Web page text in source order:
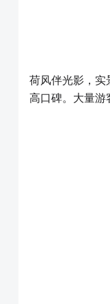
荷风伴光影，实
高口碑。大量游